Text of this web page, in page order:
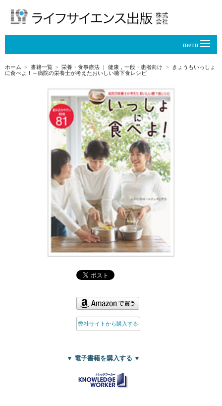
menu
ホーム 書籍一覧 栄養・食事療法 ｜健康，一般・患者向け
きょうもいっしょ
に食べよ！～病院の栄養士が考えたおいしい嚥下食レシピ
弊社サイトから購入する
▼ 電子書籍を購入する ▼